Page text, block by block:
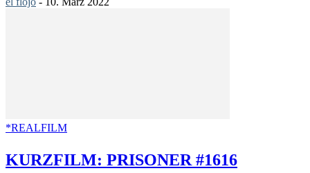
*REALFILM
KURZFILM: PRISONER #1616